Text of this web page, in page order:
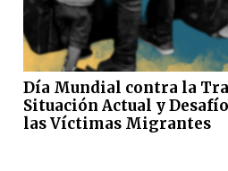
Día Mundial contra la
Situación Actual y
las Víctimas Migrantes